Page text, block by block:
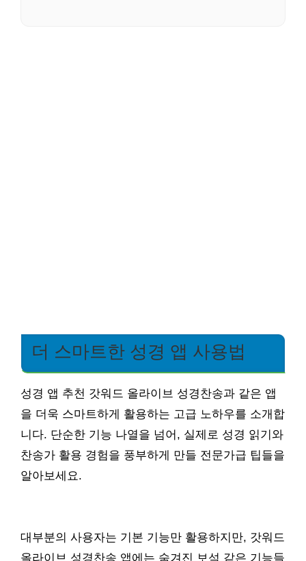
더 스마트한 성경 앱 사용법
성경 앱 추천 갓워드 올라이브 성경찬송과 같은 앱
을 더욱 스마트하게 활용하는 고급 노하우를 소개합
니다. 단순한 기능 나열을 넘어, 실제로 성경 읽기와
찬송가 활용 경험을 풍부하게 만들 전문가급 팁들을
알아보세요.
대부분의 사용자는 기본 기능만 활용하지만, 갓워드
올라이브 성경찬송 앱에는 숨겨진 보석 같은 기능들